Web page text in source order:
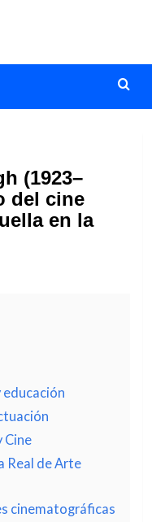
(1923–
del cine
en la
educación
Cine
Real de Arte
cinematográficas